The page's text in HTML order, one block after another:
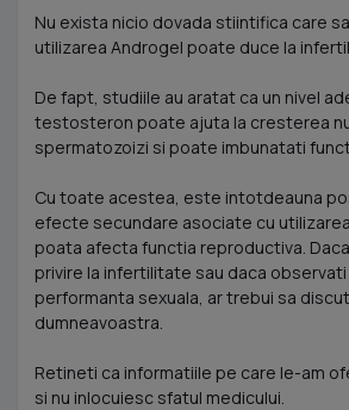
Nu exista nicio dovada stiintifica care
utilizarea Androgel poate duce la
De fapt, studiile au aratat ca un nivel
testosteron poate ajuta la cresterea
spermatozoizi si poate imbunatati
Cu toate acestea, este intotdeauna
efecte secundare asociate cu
poata afecta functia reproductiva.
privire la infertilitate sau daca
performanta sexuala, ar trebui sa
dumneavoastra.
Retineti ca informatiile pe care le-am
si nu inlocuiesc sfatul medicului.